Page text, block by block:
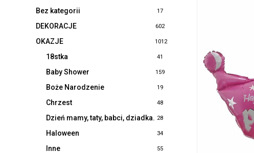
Bez kategorii 17
DEKORACJE 602
OKAZJE 1012
18stka 41
Baby Shower 159
Boże Narodzenie 19
Chrzest 48
Dzień mamy, taty, babci, dziadka. 28
Haloween 34
Inne 55